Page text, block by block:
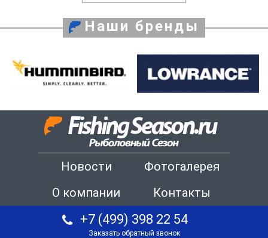
Наши бренды
Новости
Фотогалерея
О компании
Контакты
+7 (499) 398 22 54
Заказать обратный звонок